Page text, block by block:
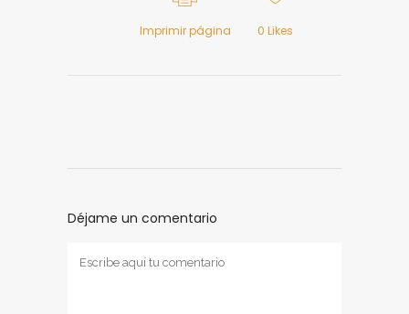
Imprimir página 0 Likes
Déjame un comentario